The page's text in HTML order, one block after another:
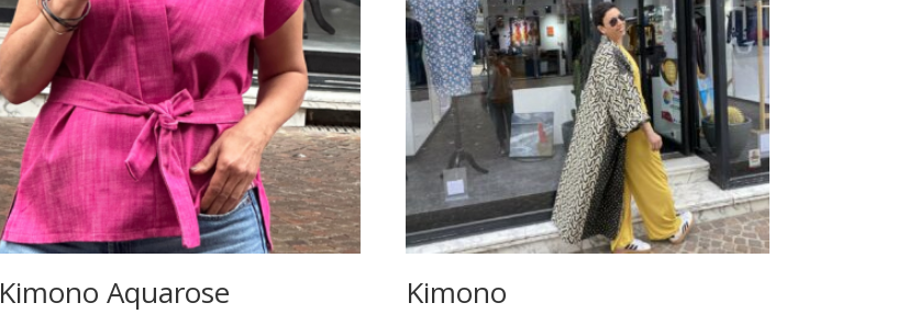
Kimono Aquarose Kimono